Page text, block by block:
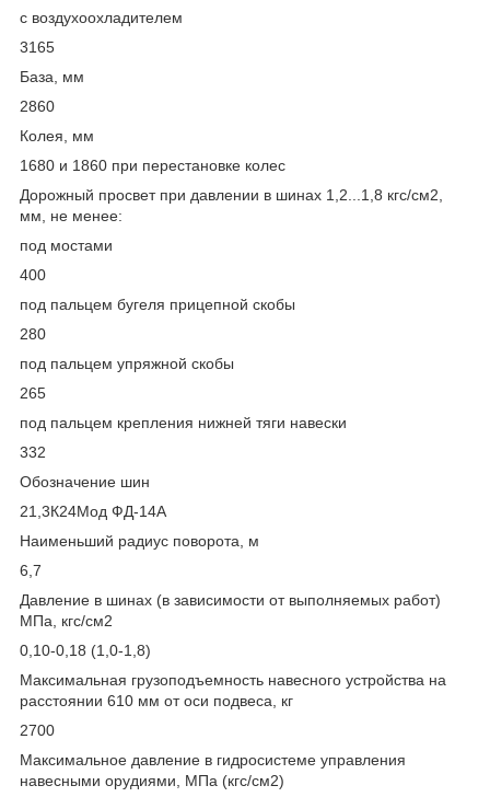
с воздухоохладителем
3165
База, мм
2860
Колея, мм
1680 и 1860 при перестановке колес
Дорожный просвет при давлении в шинах 1,2...1,8 кгс/см2,
мм, не менее:
под мостами
400
под пальцем бугеля прицепной скобы
280
под пальцем упряжной скобы
265
под пальцем крепления нижней тяги навески
332
Обозначение шин
21,3К24Мод ФД-14А
Наименьший радиус поворота, м
6,7
Давление в шинах (в зависимости от выполняемых работ)
МПа, кгс/см2
0,10-0,18 (1,0-1,8)
Максимальная грузоподъемность навесного устройства на
расстоянии 610 мм от оси подвеса, кг
2700
Максимальное давление в гидросистеме управления
навесными орудиями, МПа (кгс/см2)